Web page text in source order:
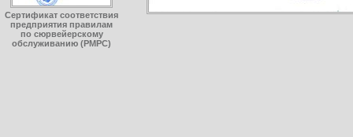
Сертификат соответствия
предприятия правилам
по сюрвейерскому
обслуживанию (РМРС)